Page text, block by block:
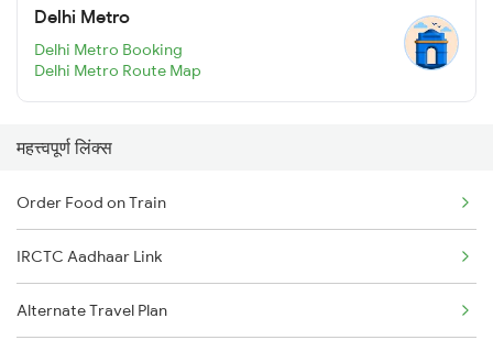
Delhi Metro
Delhi Metro Booking
Delhi Metro Route Map
महत्त्वपूर्ण लिंक्स
Order Food on Train
IRCTC Aadhaar Link
Alternate Travel Plan